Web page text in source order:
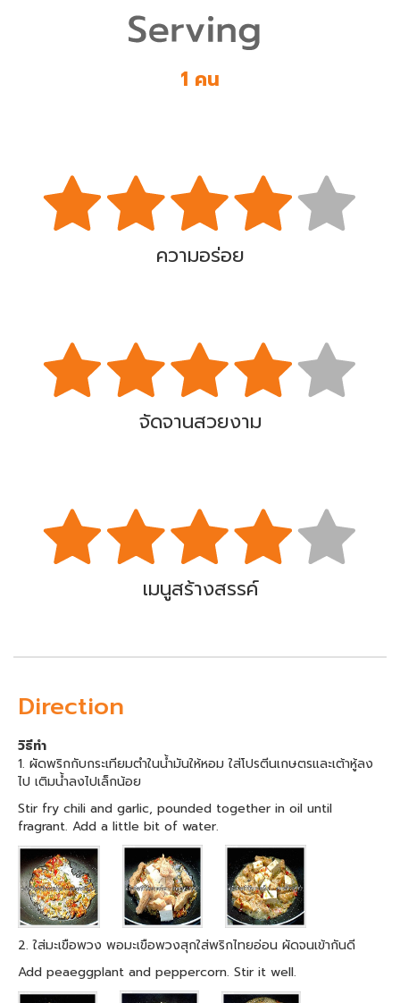
1 คน
ความอร่อย
จัดจานสวยงาม
เมนูสร้างสรรค์
Direction
วิธีทำ
1. ผัดพริกกับกระเทียมตำในน้ำมันให้หอม ใส่โปรตีนเกษตรและเต้าหู้ลง
ไป เติมน้ำลงไปเล็กน้อย
Stir fry chili and garlic, pounded together in oil until
fragrant. Add a little bit of water.
2. ใส่มะเขือพวง พอมะเขือพวงสุกใส่พริกไทยอ่อน ผัดจนเข้ากันดี
Add peaeggplant and peppercorn. Stir it well.